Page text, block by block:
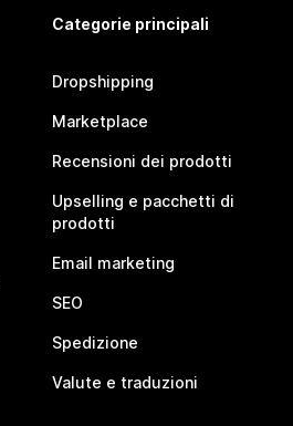
Categorie principali
Dropshipping
Marketplace
Recensioni dei prodotti
Upselling e pacchetti di
prodotti
Email marketing
SEO
Spedizione
Valute e traduzioni